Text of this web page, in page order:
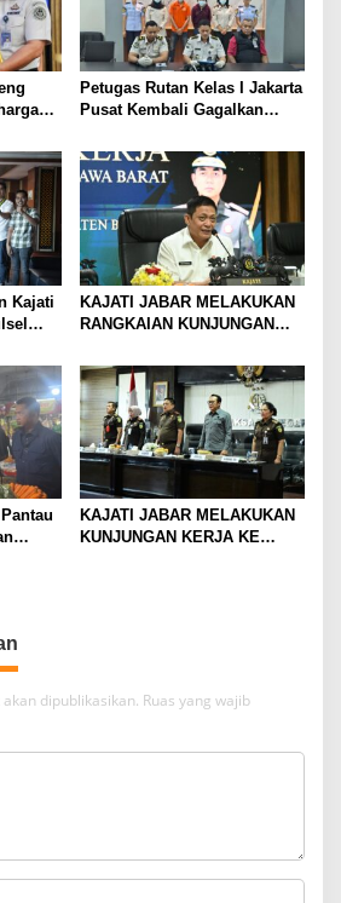
Petugas Rutan Kelas I Jakarta
Pusat Kembali Gagalkan
yang Disembunyikan di
Pakaian Dalam Pengunjung
Kajati
hukum
KAJATI JABAR MELAKUKAN
RANGKAIAN KUNJUNGAN
NEGERI KOTA BOGOR,
KEJAKSAAN NEGERI
KABUPATEN BOGOR, DAN
KEJAKSAAN NEGERI DEPOK
KAJATI JABAR MELAKUKAN
KUNJUNGAN KERJA KE
dipublikasikan. Ruas yang wajib